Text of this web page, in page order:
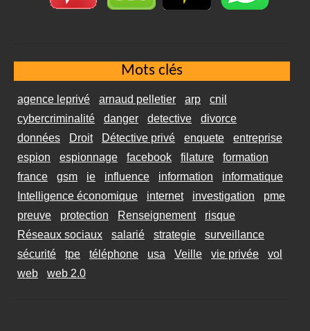
Mots clés
agence leprivé arnaud pelletier arp
cnil
cybercriminalité
danger detective
divorce
données
Droit Détective privé enquete
entreprise
espion
espionnage facebook filature
formation
france
gsm ie influence information
informatique
Intelligence économique
internet investigation
pme
preuve
protection Renseignement
risque
Réseaux sociaux
salarié strategie
surveillance
sécurité
tpe téléphone usa Veille vie privée
vol
web
web 2.0